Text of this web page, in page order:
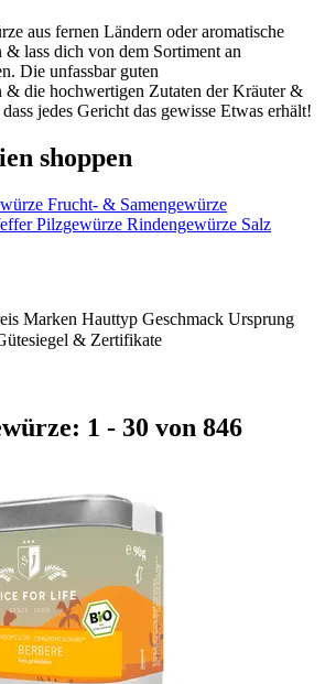
aus fernen Ländern oder aromatische
lass dich von dem Sortiment an
Die unfassbar guten
& die hochwertigen Zutaten der Kräuter &
jedes Gericht das gewisse Etwas erhält!
shoppen
Frucht- & Samengewürze
Pilzgewürze Rindengewürze Salz
Marken Hauttyp Geschmack Ursprung
& Zertifikate
1 - 30 von 846